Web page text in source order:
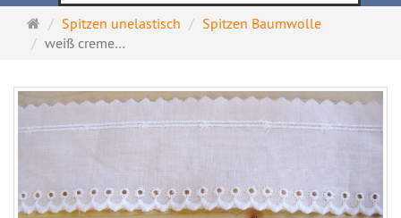
Startseite
Spitzen unelastisch
Spitzen Baumwolle
weiß creme…